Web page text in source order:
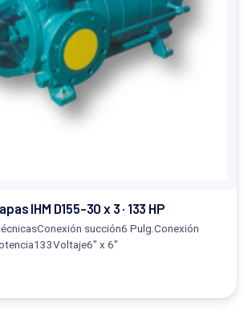
IHM D155-30 x 3 · 133 HP
succión6 Pulg.Conexión
x 6"